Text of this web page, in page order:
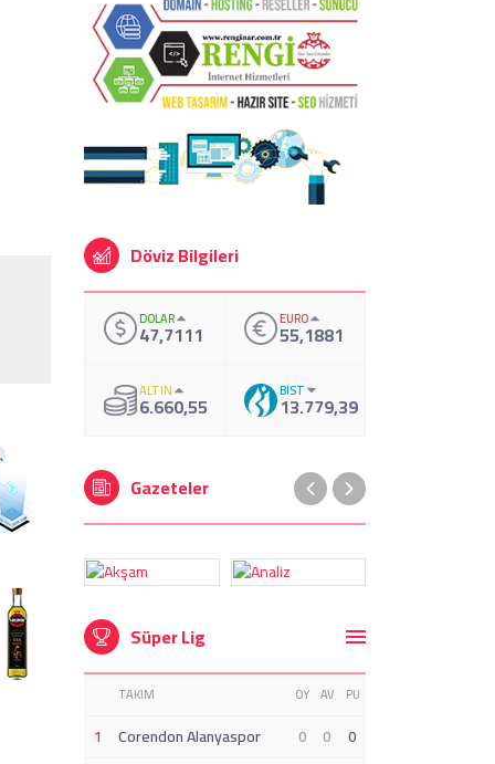
Döviz Bilgileri
DOLAR
47,7111 EURO
55,1881
ALTIN
6.660,55 BIST
13.779,39
Gazeteler
Süper Lig
TAKIM OY AV PU
1 Corendon Alanyaspor 0 0
0